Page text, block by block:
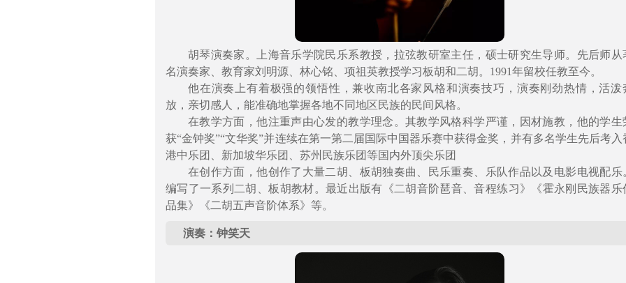
胡琴演奏家。上海音乐学院民乐系教授，拉弦教研室主任，硕士研究生导师。先后师从
名演奏家、教育家刘明源、林心铭、项祖英教授学习板胡和二胡。1991年留校任教至今。
他在演奏上有着极强的领悟性，兼收南北各家风格和演奏技巧，演奏刚劲热情，活泼
放，亲切感人，能准确地掌握各地不同地区民族的民间风格。
在教学方面，他注重声由心发的教学理念。其教学风格科学严谨，因材施教，他的学生
获“金钟奖”“文华奖”并连续在第一第二届国际中国器乐赛中获得金奖，并有多名学生先后考入
港中乐团、新加坡华乐团、苏州民族乐团等国内外顶尖乐团
在创作方面，他创作了大量二胡、板胡独奏曲、民乐重奏、乐队作品以及电影电视配乐
编写了一系列二胡、板胡教材。最近出版有《二胡音阶琶音、音程练习》《霍永刚民族器乐
品集》《二胡五声音阶体系》等。
演奏：钟笑天